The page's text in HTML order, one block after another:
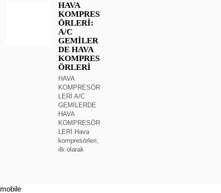
HAVA
KOMPRES
ÖRLERİ:
A/C
GEMİLER
DE HAVA
KOMPRES
ÖRLERİ
HAVA
KOMPRESÖR
LERİ A/C
GEMİLERDE
HAVA
KOMPRESÖR
LERİ Hava
kompresörleri,
ilk olarak